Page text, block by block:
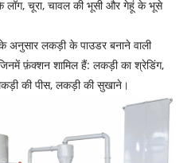
चूरा, चावल की भूसी और गेहूं के भूसे
अनुसार लकड़ी के पाउडर बनाने वाली
फ़ंक्शन शामिल हैं: लकड़ी का श्रेडिंग,
की पीस, लकड़ी की सुखाने।